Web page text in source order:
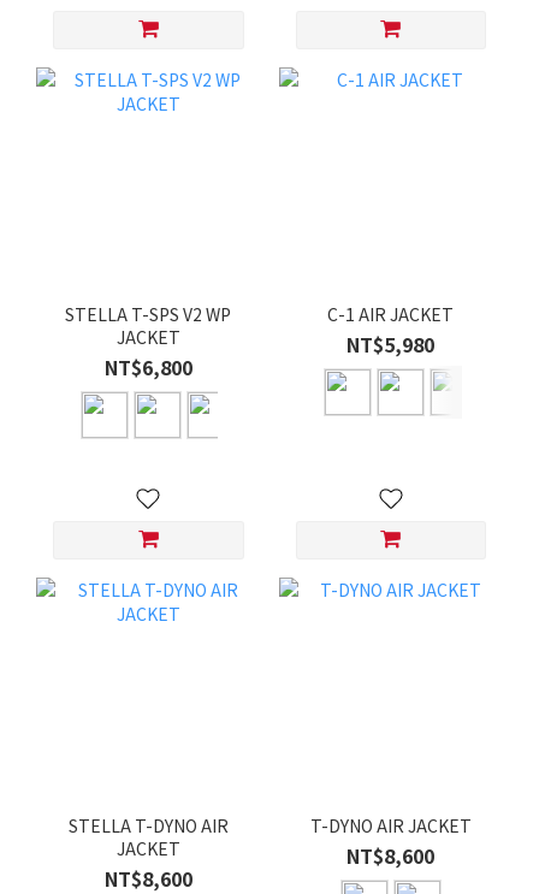
STELLA T-SPS V2 WP
JACKET
NT$6,800
C-1 AIR JACKET
NT$5,980
STELLA T-DYNO AIR
JACKET
NT$8,600
T-DYNO AIR JACKET
NT$8,600